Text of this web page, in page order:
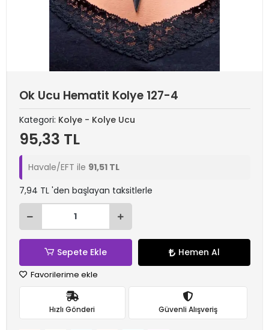
Ok Ucu Hematit Kolye 127-4
Kategori: Kolye - Kolye Ucu
95,33 TL
Havale/EFT ile 91,51 TL
7,94 TL 'den başlayan taksitlerle
Sepete Ekle Hemen Al
Favorilerime ekle
Hızlı Gönderi Güvenli Alışveriş